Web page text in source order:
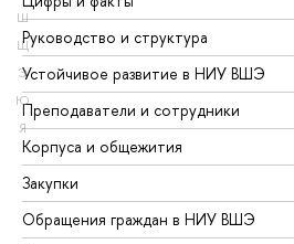
Ш
Щ
Э
Ю
Я
Руководство и структура
Устойчивое развитие в НИУ ВШЭ
Преподаватели и сотрудники
Корпуса и общежития
Закупки
Обращения граждан в НИУ ВШЭ